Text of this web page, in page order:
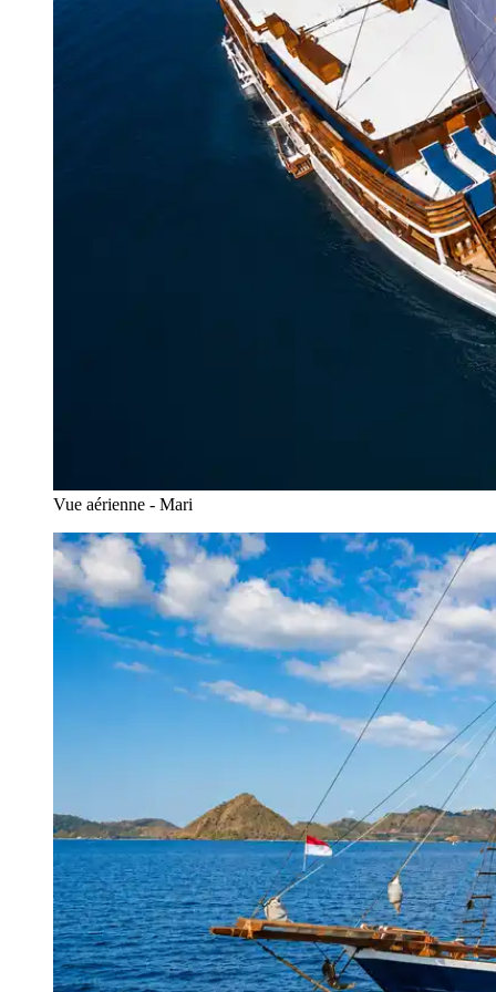
Vue aérienne - Mari